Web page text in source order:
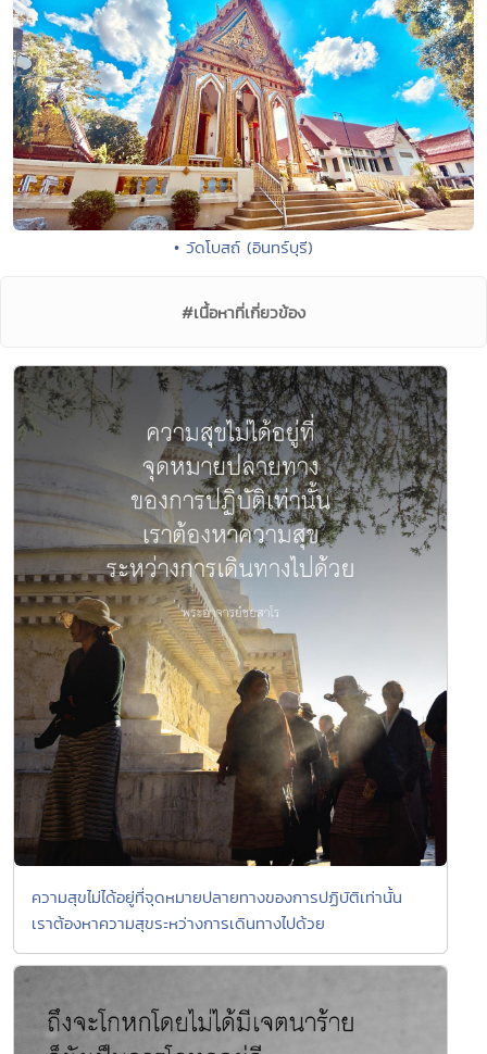
• วัดโบสถ์ (อินทร์บุรี)
#เนื้อหาที่เกี่ยวข้อง
ความสุขไม่ได้อยู่ที่จุดหมายปลายทางของการปฏิบัติเท่านั้น
เราต้องหาความสุขระหว่างการเดินทางไปด้วย